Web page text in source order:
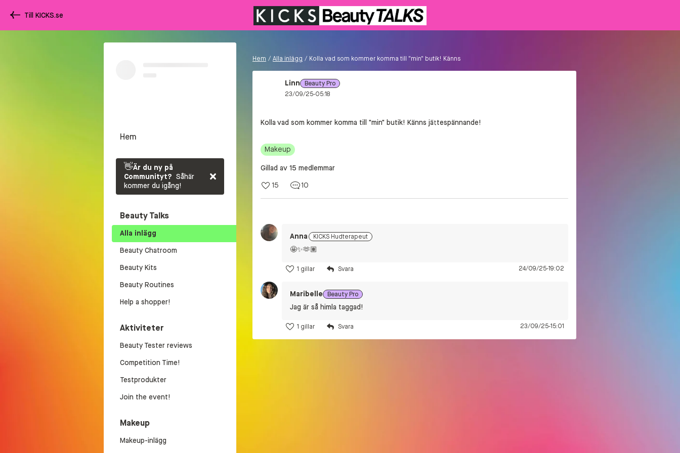
Till KICKS.se
Hem
👋Är du ny på
Communityt? Såhär
kommer du igång!
Beauty Talks
Alla inlägg
Beauty Chatroom
Beauty Kits
Beauty Routines
Help a shopper!
Aktiviteter
Beauty Tester reviews
Competition Time!
Testprodukter
Join the event!
Makeup
Makeup-inlägg
Hem / Alla inlägg / Kolla vad som kommer komma till "min" butik! Känns
Linn
Beauty Pro
23/09/25-05:18
Kolla vad som kommer komma till "min" butik! Känns jättespännande!
Makeup
Gillad av 15 medlemmar
15
10
Anna KICKS Hudterapeut
🤩✨🫶🏽
1 gillar 24/09/25-19:02
Maribelle Beauty Pro
Jag är så himla taggad!
1 gillar 23/09/25-15:01